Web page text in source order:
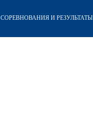
СОРЕВНОВАНИЯ И РЕЗУЛЬТАТЫ